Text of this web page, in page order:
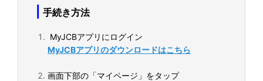
手続き方法
MyJCBアプリにログイン
MyJCBアプリのダウンロードはこちら
画面下部の「マイページ」をタップ